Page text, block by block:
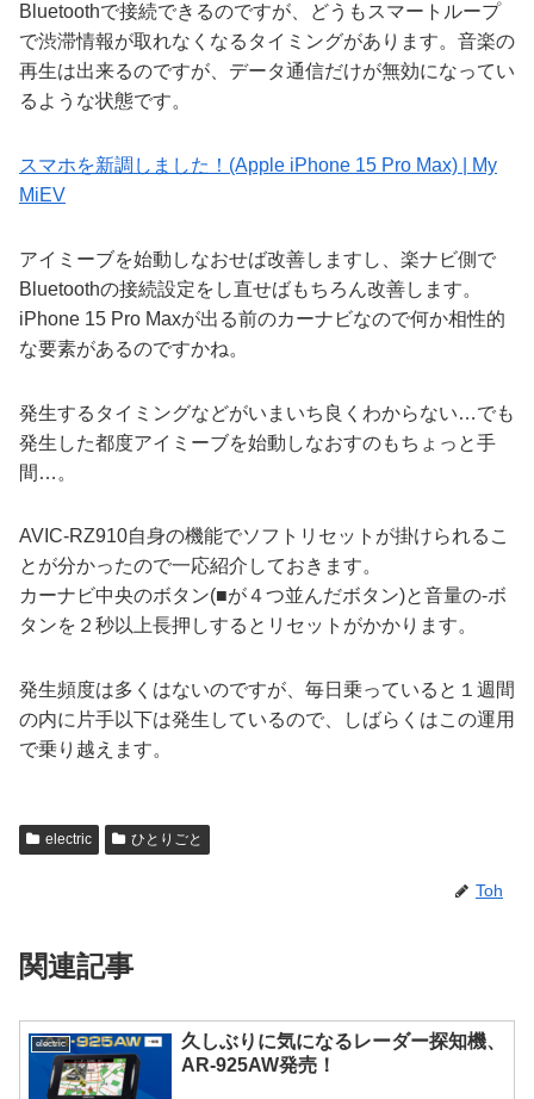
Bluetoothで接続できるのですが、どうもスマートループ
で渋滞情報が取れなくなるタイミングがあります。音楽の
再生は出来るのですが、データ通信だけが無効になってい
るような状態です。
スマホを新調しました！(Apple iPhone 15 Pro Max) | My
MiEV
アイミーブを始動しなおせば改善しますし、楽ナビ側で
Bluetoothの接続設定をし直せばもちろん改善します。
iPhone 15 Pro Maxが出る前のカーナビなので何か相性的
な要素があるのですかね。
発生するタイミングなどがいまいち良くわからない…でも
発生した都度アイミーブを始動しなおすのもちょっと手
間…。
AVIC-RZ910自身の機能でソフトリセットが掛けられるこ
とが分かったので一応紹介しておきます。
カーナビ中央のボタン(■が４つ並んだボタン)と音量の-ボ
タンを２秒以上長押しするとリセットがかかります。
発生頻度は多くはないのですが、毎日乗っていると１週間
の内に片手以下は発生しているので、しばらくはこの運用
で乗り越えます。
electric ひとりごと
Toh
関連記事
electric
久しぶりに気になるレーダー探知機、
AR-925AW発売！